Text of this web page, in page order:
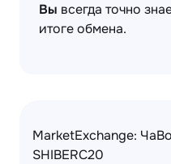
Вы всегда точно
итоге обмена.
MarketExchange:
SHIBERC20